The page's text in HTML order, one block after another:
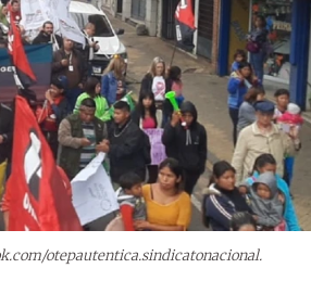
otepautentica.sindicatonacional.